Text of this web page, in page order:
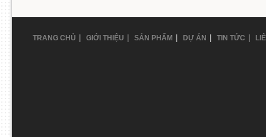
TRANG CHỦ GIỚI THIỆU SẢN PHẨM DỰ ÁN TIN TỨC